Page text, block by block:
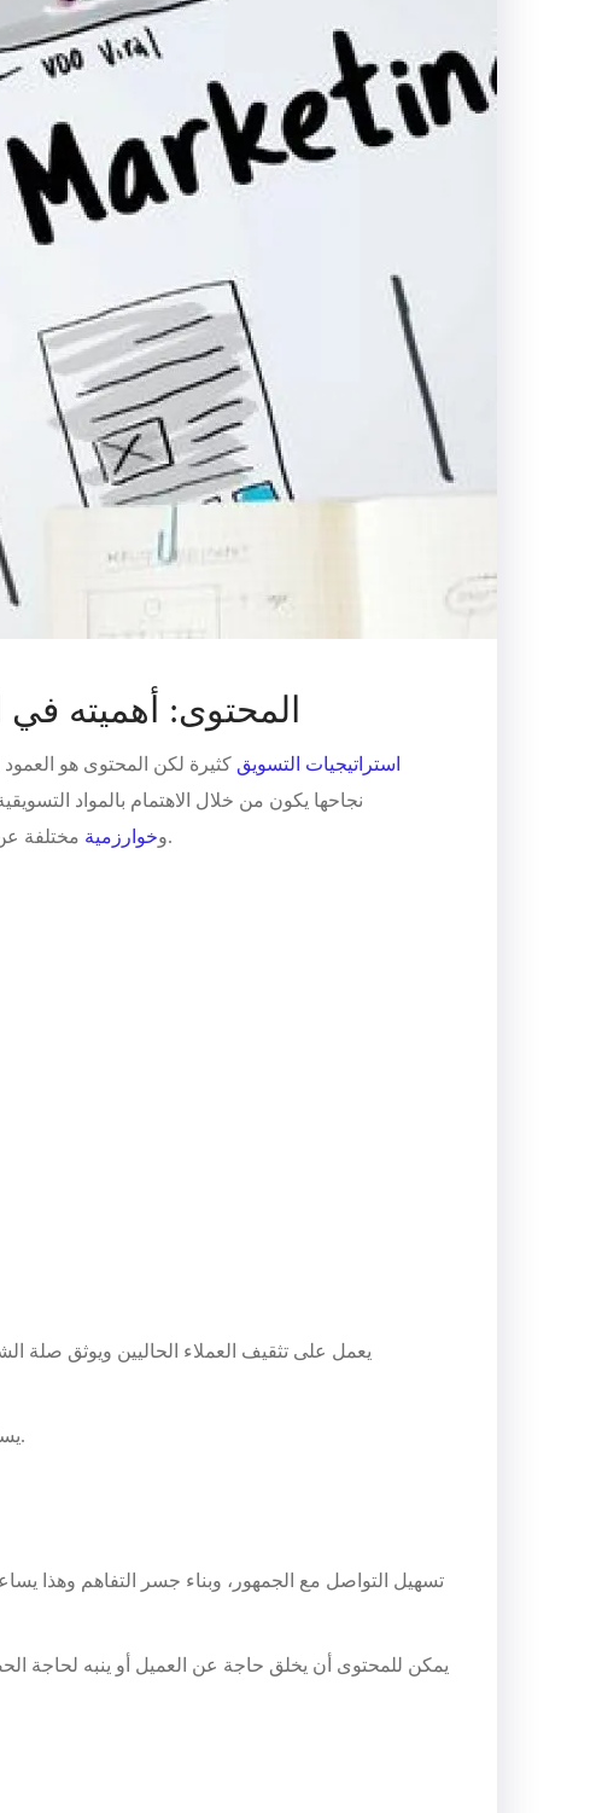
المحتوى: أهميته في
استراتيجيات التسويق كثيرة لكن المحتوى هو
نجاحها يكون من خلال الاهتمام بالمواد
وخوارزمية مختلفة عن الأخرى وهذا الاختلاف يؤثر على نوعية المحتوى المناسبة والتي تلقى تفاعل ووصول مجاني في المنصة المنشودة.
يعمل على تثقيف العملاء الحاليين ويوثق
ويقدم لهم المعرفة التي يحتاجونها للتعامل مع الشركة ومنتجاتها وحتى بناء الثقة معها.
تسهيل التواصل مع الجمهور، وبناء جسر التفاهم وهذا
يمكن للمحتوى أن يخلق حاجة عن العميل أو ينبه لحاجة